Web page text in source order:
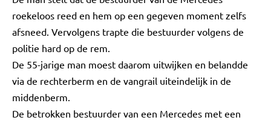
roekeloos reed en hem op een gegeven moment zelfs
afsneed. Vervolgens trapte die bestuurder volgens de
politie hard op de rem.
De 55-jarige man moest daarom uitwijken en belandde
via de rechterberm en de vangrail uiteindelijk in de
middenberm.
De betrokken bestuurder van een Mercedes met een